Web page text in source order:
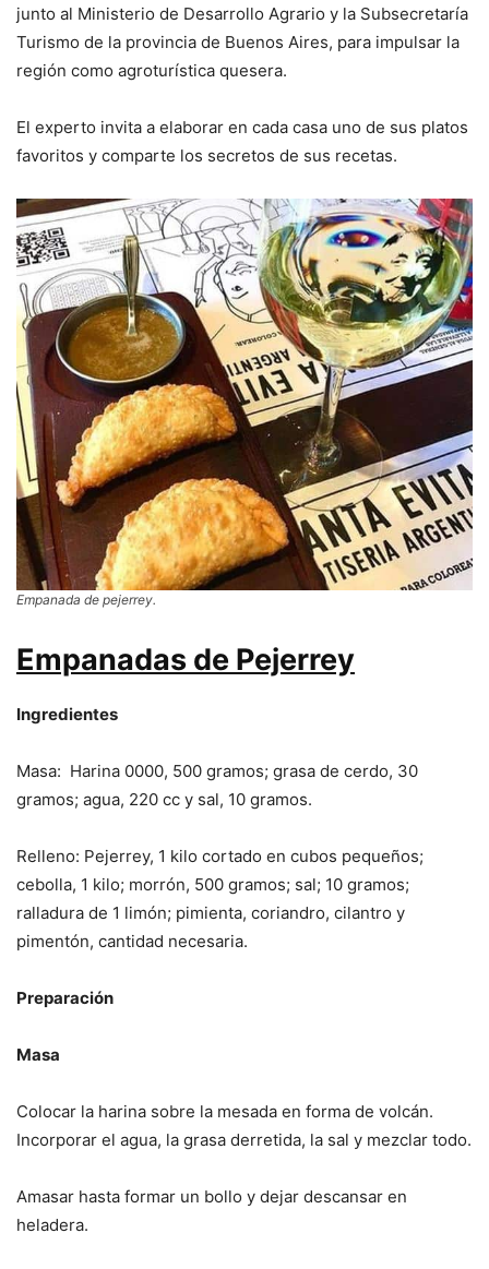
junto al Ministerio de Desarrollo Agrario y la Subsecretaría
Turismo de la provincia de Buenos Aires, para impulsar la
región como agroturística quesera.
El experto invita a elaborar en cada casa uno de sus platos
favoritos y comparte los secretos de sus recetas.
Empanada de pejerrey.
Empanadas de Pejerrey
Ingredientes
Masa: Harina 0000, 500 gramos; grasa de cerdo, 30
gramos; agua, 220 cc y sal, 10 gramos.
Relleno: Pejerrey, 1 kilo cortado en cubos pequeños;
cebolla, 1 kilo; morrón, 500 gramos; sal; 10 gramos;
ralladura de 1 limón; pimienta, coriandro, cilantro y
pimentón, cantidad necesaria.
Preparación
Masa
Colocar la harina sobre la mesada en forma de volcán.
Incorporar el agua, la grasa derretida, la sal y mezclar todo.
Amasar hasta formar un bollo y dejar descansar en
heladera.